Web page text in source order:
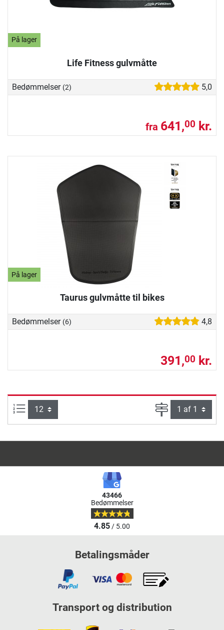
På lager
Life Fitness gulvmåtte
Bedømmelser (2) 5,0
fra 641,00 kr.
På lager
Taurus gulvmåtte til bikes
Bedømmelser (6) 4,8
391,00 kr.
Artikel pr. side: Side
43466
Bedømmelser
4.85/ 5.00
Betalingsmåder
Transport og distribution